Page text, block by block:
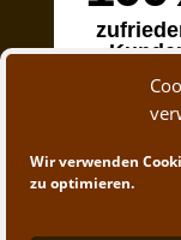
Wir verwenden
zu optimieren.